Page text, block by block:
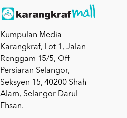
Kumpulan Media
Karangkraf, Lot 1, Jalan
Renggam 15/5, Off
Persiaran Selangor,
Seksyen 15, 40200 Shah
Alam, Selangor Darul
Ehsan.